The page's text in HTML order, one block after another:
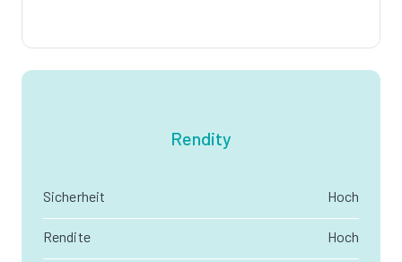
Rendity
Sicherheit Hoch
Rendite Hoch